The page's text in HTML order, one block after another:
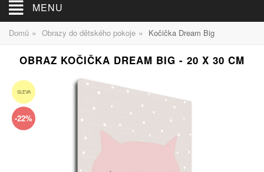
MENU
Domů » Obrazy do dětského pokoje » Kočička Dream Big
OBRAZ KOČIČKA DREAM BIG - 20 X 30 CM
SLEVA
-22%